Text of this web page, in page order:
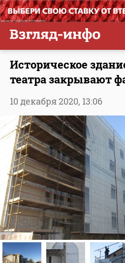
Историческое
театра закрывают
10 декабря 2020, 13:06